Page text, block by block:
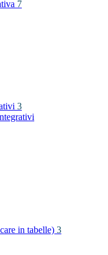
7
3
in tabelle) 3